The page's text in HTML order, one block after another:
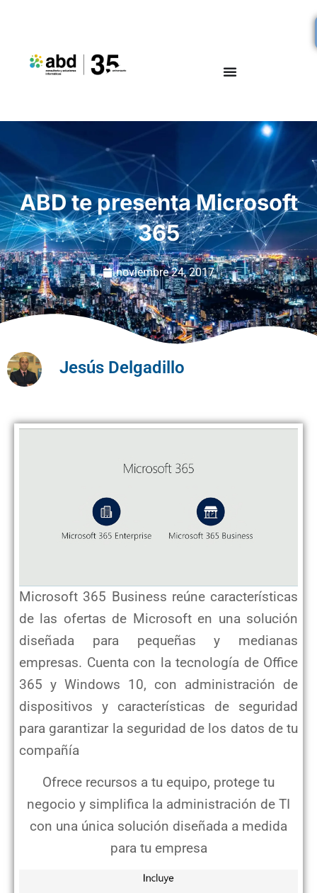
ABD te presenta Microsoft
365
noviembre 24, 2017
Jesús Delgadillo
Microsoft 365 Business reúne características
de las ofertas de Microsoft en una solución
diseñada para pequeñas y medianas
empresas. Cuenta con la tecnología de Office
365 y Windows 10, con administración de
dispositivos y características de seguridad
para garantizar la seguridad de los datos de tu
compañía
Ofrece recursos a tu equipo, protege tu
negocio y simplifica la administración de TI
con una única solución diseñada a medida
para tu empresa